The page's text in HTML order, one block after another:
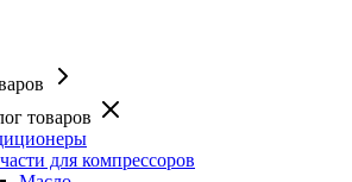
товаров
для компрессоров